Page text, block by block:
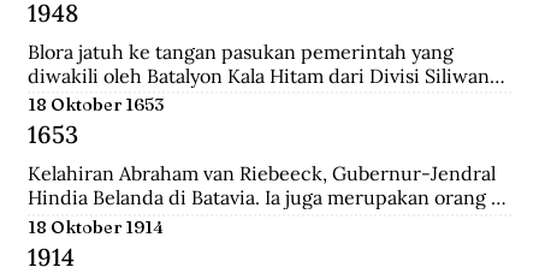
Belanda. Untuk menghalau propaganda Republik, NST
membuat suratkabar Mestika dan majalah Medan
Buletin. Program utama NST dalam sektor ekonomi
adalah pemulihan kembali perkebunan dan hak
istimewa penduduk asli atas tanah.
1948
Blora jatuh ke tangan pasukan pemerintah yang
diwakili oleh Batalyon Kala Hitam dari Divisi Siliwangi.
Seperti biasanya, saat pembebasan sebuah kawasan,
terdapat sejumlah musuh yang menjadi tawanan.
Salah seorang tawanan terlihat bersikap menantang
dan seolah tak mau menyerah.
18 Oktober 1653
1653
Kelahiran Abraham van Riebeeck, Gubernur-Jendral
Hindia Belanda di Batavia. Ia juga merupakan orang
yang memulai perkebunan kopi pertama di Jawa
Barat.
18 Oktober 1914
1914